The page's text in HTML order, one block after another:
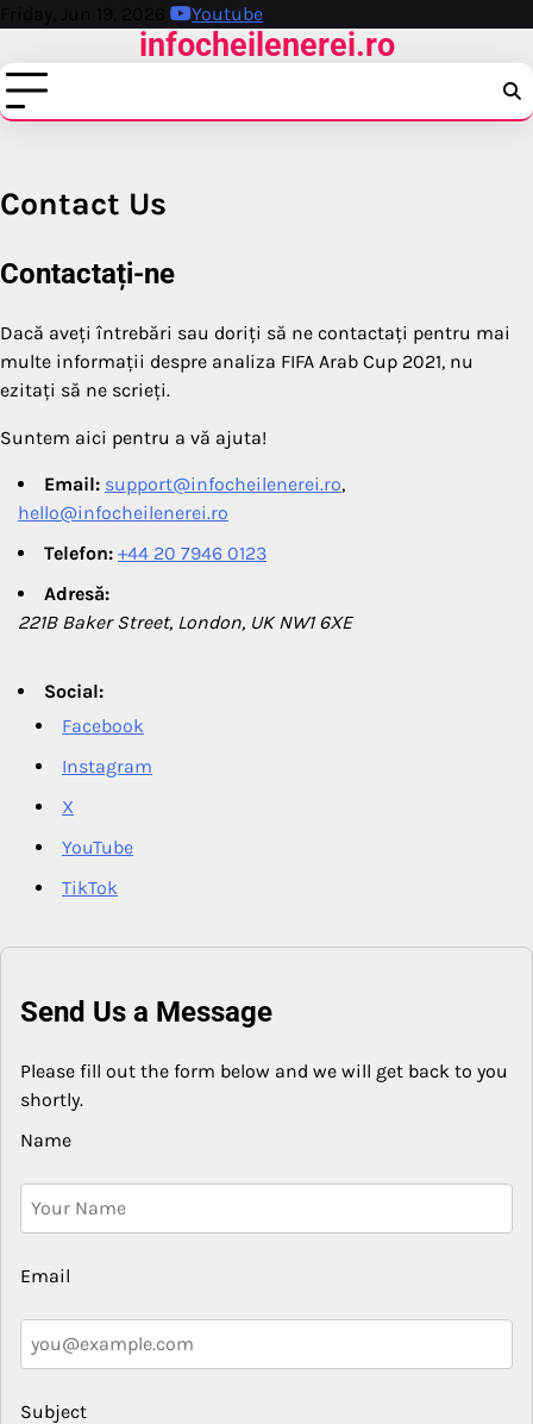
Skip
content
Friday, Jun 19, 2026 Youtube
infocheilenerei.ro
Contact Us
Contactați-ne
Dacă aveți întrebări sau doriți să ne contactați pentru mai
multe informații despre analiza FIFA Arab Cup 2021, nu
ezitați să ne scrieți.
Suntem aici pentru a vă ajuta!
Email: support@infocheilenerei.ro,
hello@infocheilenerei.ro
Telefon: +44 20 7946 0123
Adresă:
221B Baker Street, London, UK NW1 6XE
Social:
Facebook
Instagram
X
YouTube
TikTok
Send Us a Message
Please fill out the form below and we will get back to you
shortly.
Name
Email
Subject